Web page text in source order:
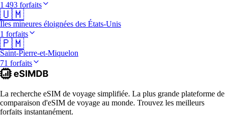
1 493 forfaits
🇺🇲
Îles mineures éloignées des États-Unis
1 forfaits
🇵🇲
Saint-Pierre-et-Miquelon
71 forfaits
La recherche eSIM de voyage simplifiée. La plus grande plateforme de
comparaison d'eSIM de voyage au monde. Trouvez les meilleurs
forfaits instantanément.